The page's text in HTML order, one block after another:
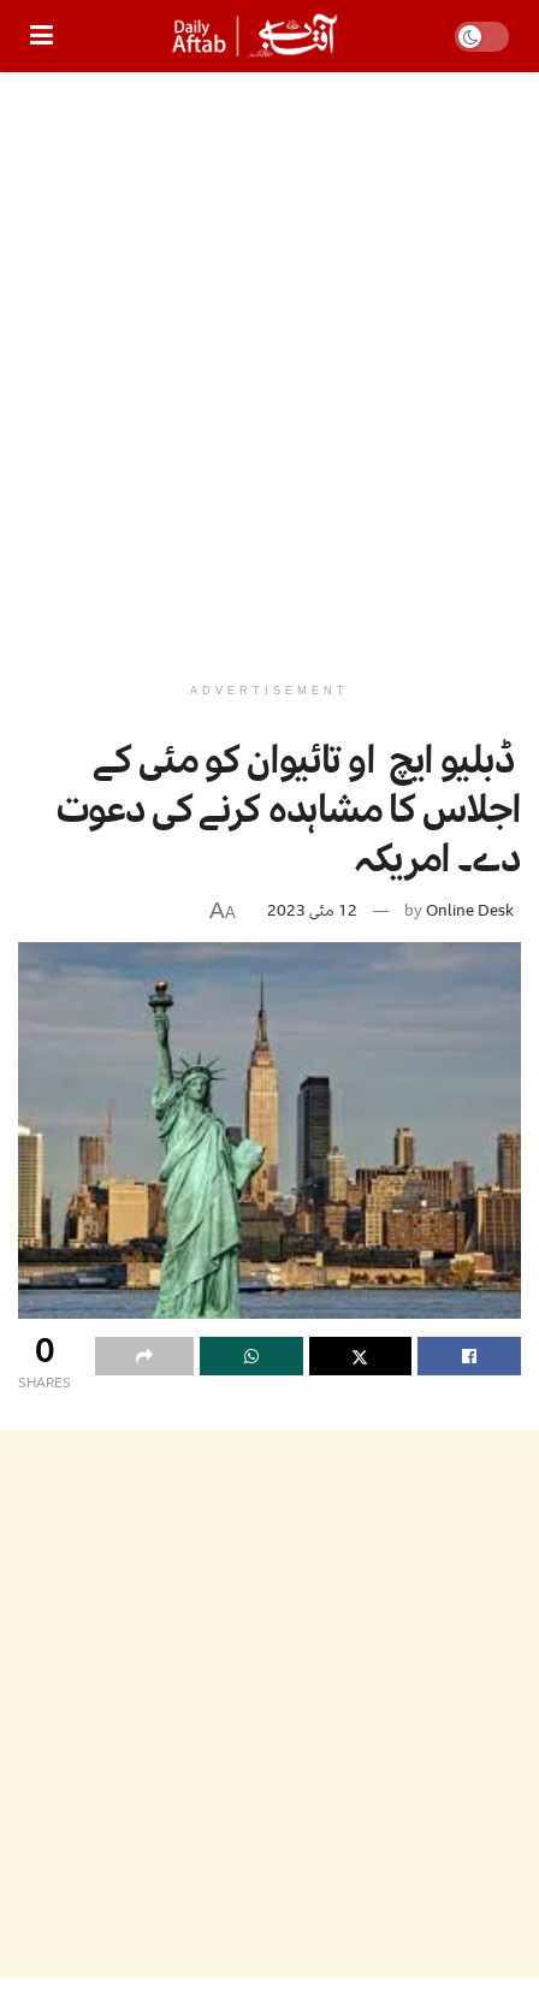
ADVERTISEMENT
ڈبلیو ایچ او تائیوان کو مئی کے
اجلاس کا مشاہدہ کرنے کی دعوت
دے۔ امریکہ
byOnline Desk 12 مئی 2023 A
A
0
SHARES